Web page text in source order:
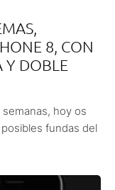
8, CON
Y DOBLE
hoy os
fundas del